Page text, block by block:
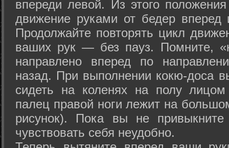
впереди левой. Из этого
движение руками от бедер вперед
Продолжайте повторять цикл
ваших рук — без пауз. Помните,
направлено вперед по
назад. При выполнении кокю-доса
сидеть на коленях на полу
палец правой ноги лежит на
рисунок). Пока вы не
чувствовать себя неудобно.